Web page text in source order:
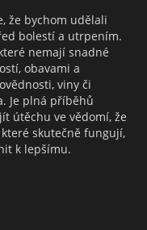
že bychom udělali
bolestí a utrpením.
nemají snadné
obavami a
viny či
Je plná příběhů
útěchu ve vědomí, že
skutečně fungují,
k lepšímu.